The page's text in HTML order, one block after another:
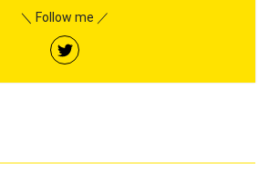
＼ Follow me ／